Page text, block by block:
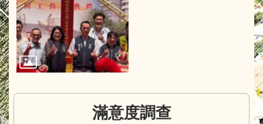
滿意度調查